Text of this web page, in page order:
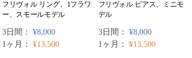
フリヴォル リング、1フラワ
ー、スモールモデル
3日間： ¥8,000
1ヶ月： ¥13,500
フリヴォル ピアス、ミニモ
デル
3日間： ¥8,000
1ヶ月： ¥13,500